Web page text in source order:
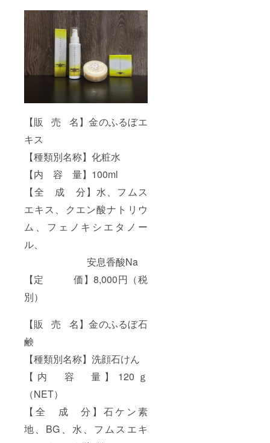
【販 売 名】金のふるぼエ
キス
【種類別名称】化粧水
【内 容 量】100ml
【全 成 分】水、フムス
エキス、クエン酸ナトリウ
ム、フェノキシエタノー
ル、
安息香酸Na
【定 価】8,000円（税
別）
【販 売 名】金のふるぼ石
鹸
【種類別名称】洗顔石けん
【内 容 量】120ｇ
（NET）
【全 成 分】石ケン素
地、BG、水、フムスエキ